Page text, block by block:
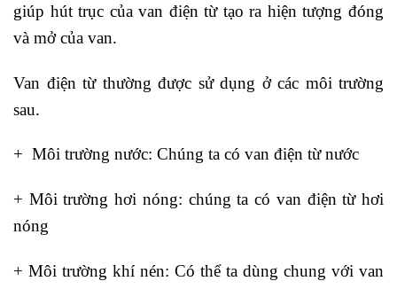
giúp hút trục của van điện từ tạo ra hiện tượng đóng
và mở của van.
Van điện từ thường được sử dụng ở các môi trường
sau.
+ Môi trường nước: Chúng ta có van điện từ nước
+ Môi trường hơi nóng: chúng ta có van điện từ hơi
nóng
+ Môi trường khí nén: Có thể ta dùng chung với van